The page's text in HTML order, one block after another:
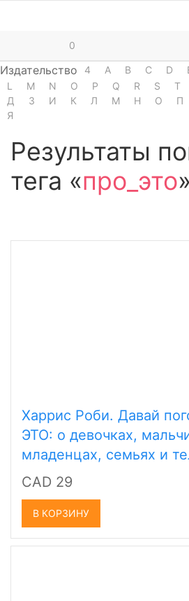
0
Издательство 4 A B C D
L
M N O P Q R S T
Д
З И К Л М Н О П
Я
Результаты
тега «про_это»
Харрис Роби. Давай
ЭТО: о девочках,
младенцах, семьях и
CAD 29
В КОРЗИНУ